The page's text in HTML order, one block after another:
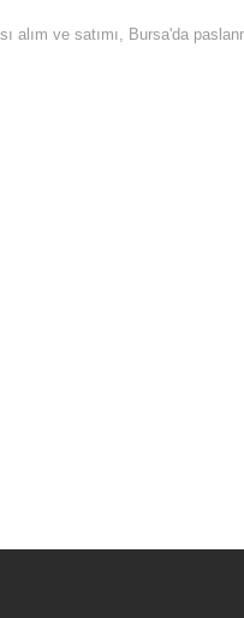
alım ve satımı, Bursa'da